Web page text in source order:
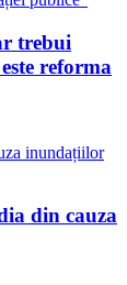
trebui
reforma
din cauza